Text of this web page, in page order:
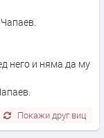
него и няма да му
Покажи друг виц